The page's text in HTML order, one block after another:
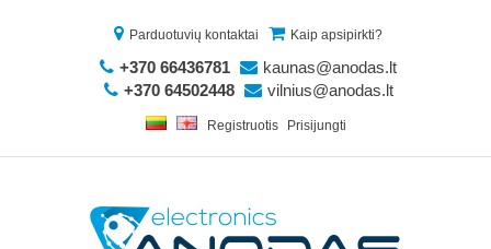
Parduotuvių kontaktai Kaip apsipirkti?
+370 66436781
kaunas@anodas.lt
+370 64502448
vilnius@anodas.lt
Registruotis Prisijungti